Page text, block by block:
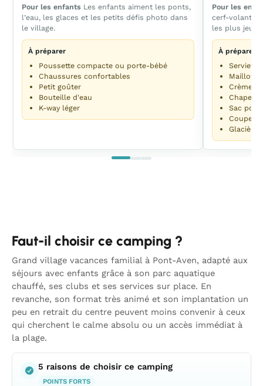
Pour les enfants Les enfants aiment les ponts,
l’eau, les glaces et les petits défis photo dans
le village.
À préparer
Poussette compacte ou porte-bébé
Chaussures confortables
Petit goûter
Bouteille d'eau
K-way léger
Pour les
cerf-volant
les plus
À préparer
Maillots
Crème
Chapeau
Sac
Coupe-
Glacière
Faut-il choisir ce camping ?
Grand village vacances familial à Pont-Aven, adapté aux
séjours avec enfants grâce à son parc aquatique
chauffé, ses clubs et ses services sur place. En
revanche, son format très animé et son implantation un
peu en retrait du centre peuvent moins convenir à ceux
qui cherchent le calme absolu ou un accès immédiat à
la plage.
5 raisons de choisir ce camping
POINTS FORTS